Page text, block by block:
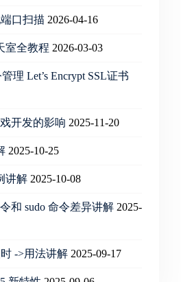
口扫描 2026-04-16
室全教程 2026-03-03
理 Let’s Encrypt SSL证书
开发的影响 2025-11-20
2025-10-25
讲解 2025-10-08
和 sudo 命令差异讲解 2025-
->用法讲解 2025-09-17